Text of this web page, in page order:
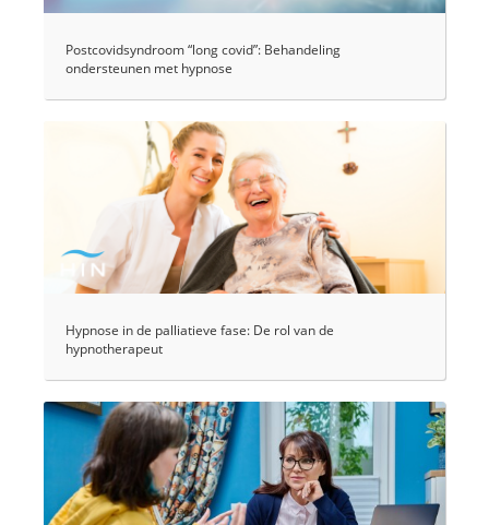
Postcovidsyndroom “long covid”: Behandeling
ondersteunen met hypnose
Hypnose in de palliatieve fase: De rol van de
hypnotherapeut